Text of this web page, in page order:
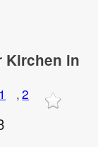
Kirchen in
1 ,2